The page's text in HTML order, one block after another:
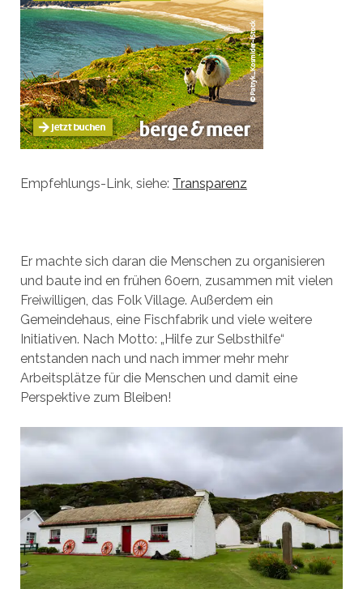
Empfehlungs-Link, siehe: Transparenz
Er machte sich daran die Menschen zu organisieren
und baute ind en frühen 60ern, zusammen mit vielen
Freiwilligen, das Folk Village. Außerdem ein
Gemeindehaus, eine Fischfabrik und viele weitere
Initiativen. Nach Motto: „Hilfe zur Selbsthilfe“
entstanden nach und nach immer mehr mehr
Arbeitsplätze für die Menschen und damit eine
Perspektive zum Bleiben!